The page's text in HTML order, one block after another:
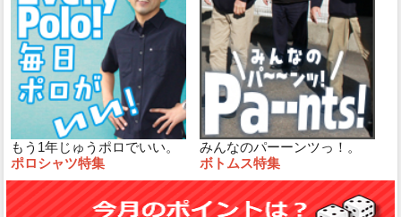
もう1年じゅうポロでいい。
ポロシャツ特集
みんなのパーーンツっ！。
ボトムス特集